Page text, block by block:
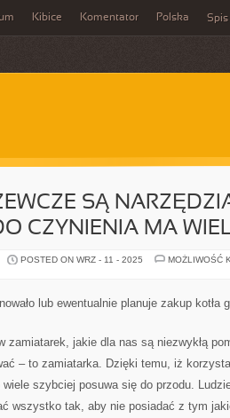
Kibice Komentator Polska Spis
SĄ
CZYNIENIA MA
POSTED ON WRZ - 11 - 2025
MOŻLIWOŚĆ
lub ewentualnie planuje zakup kotła
zamiatarek, jakie dla nas są niezwykłą
– to zamiatarka. Dzięki temu, iż
szybciej posuwa się do przodu.
wszystko tak, aby nie posiadać z tym